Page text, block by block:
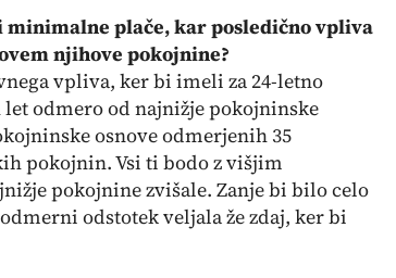
minimalne plače, kar posledično vpliva
njihove pokojnine?
vpliva, ker bi imeli za 24-letno
odmero od najnižje pokojninske
osnove odmerjenih 35
pokojnin. Vsi ti bodo z višjim
pokojnine zvišale. Zanje bi bilo celo
odstotek veljala že zdaj, ker bi